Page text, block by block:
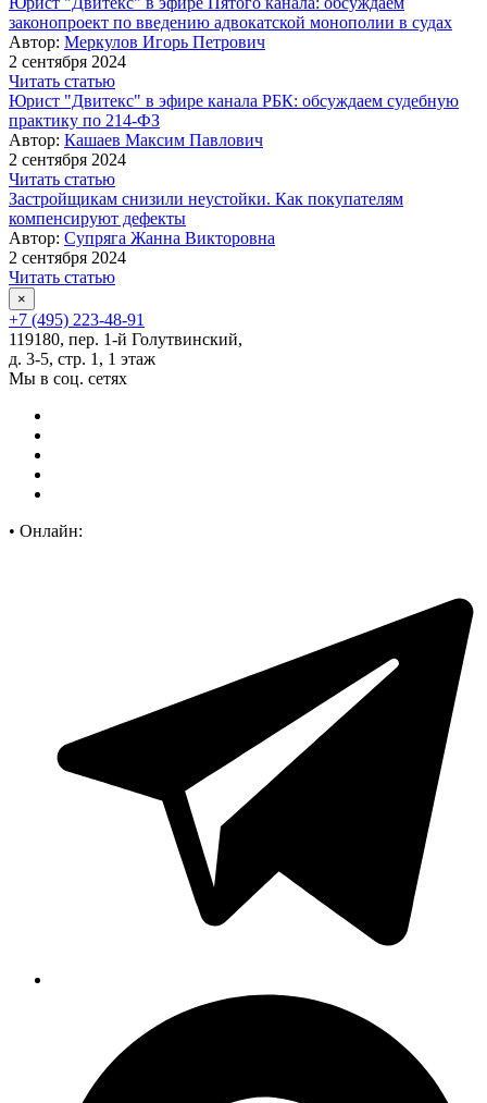
законопроект по введению адвокатской монополии в судах
Автор: Меркулов Игорь Петрович
2 сентября 2024
Читать статью
Юрист "Двитекс" в эфире канала РБК: обсуждаем судебную
практику по 214-ФЗ
Автор: Кашаев Максим Павлович
2 сентября 2024
Читать статью
Застройщикам снизили неустойки. Как покупателям
компенсируют дефекты
Автор: Супряга Жанна Викторовна
2 сентября 2024
Читать статью
×
+7 (495) 223-48-91
119180, пер. 1-й Голутвинский,
д. 3-5, стр. 1, 1 этаж
Мы в соц. сетях
• Онлайн: